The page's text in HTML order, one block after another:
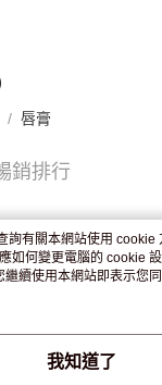
認後2-4個工作天到
唇膏
銷排行
詢有關本網站使用 cookie
如何變更電腦的 cookie
繼續使用本網站即表示您
。
我知道了